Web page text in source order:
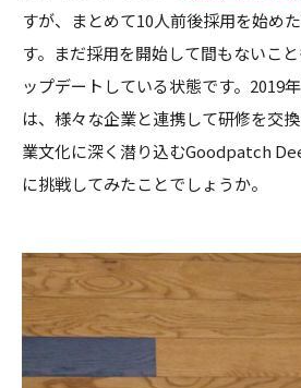
すが、まとめて10人前後採用を始め
す。まだ採用を開始して間もないこ
ップデートしている状態です。2019
は、様々な企業と連携して研修を交
業文化に深く潜り込むGoodpatch
に挑戦してみたことでしょうか。